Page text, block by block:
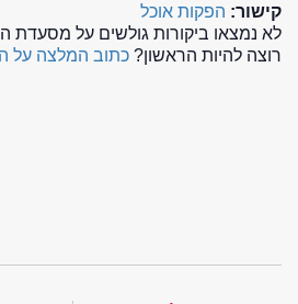
קישור: הפקות אוכל
לא נמצאו ביקורות גולשים על מסעדת
רוצה להיות הראשון? כתוב המלצה על